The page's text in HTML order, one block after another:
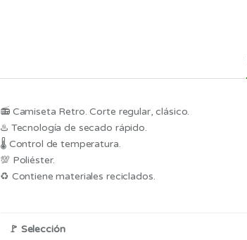
📻 Camiseta Retro. Corte regular, clásico.
♨️ Tecnología de secado rápido.
🌡 Control de temperatura.
💯 Poliéster.
♻ Contiene materiales reciclados.
🚩 Selección